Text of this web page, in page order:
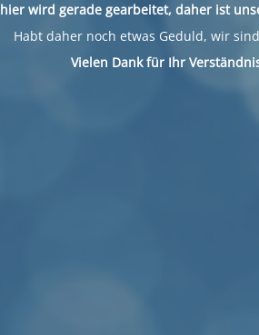
hier wird gerade gearbeitet, daher ist
Habt daher noch etwas Geduld, wir
Vielen Dank für Ihr